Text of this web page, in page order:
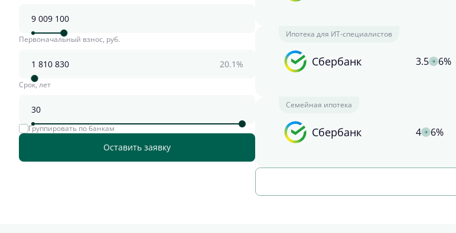
Первоначальный взнос, руб.
20.1%
Срок, лет
Группировать по банкам
Оставить заявку
Ипотека для ИТ-специалистов
Сбербанк 3.5 6%
Семейная ипотека
Сбербанк 4 6%